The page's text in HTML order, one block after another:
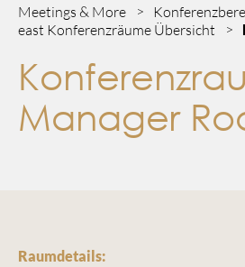
Meetings & More
east Konferenzräume Übersicht
Manager
Raumdetails: